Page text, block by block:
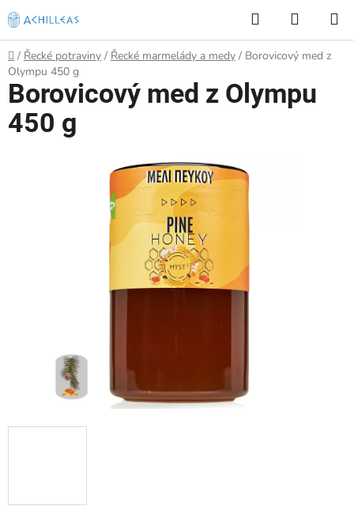
Přejít
na
obsah
Hledat
KOŠÍK
Domů
/ Řecké potraviny / Řecké marmelády a medy / Borovicový med z
Olympu 450 g
Borovicový med z Olympu
450 g